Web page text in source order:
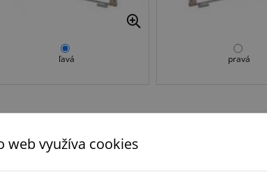
ľavá pravá
web využíva cookies